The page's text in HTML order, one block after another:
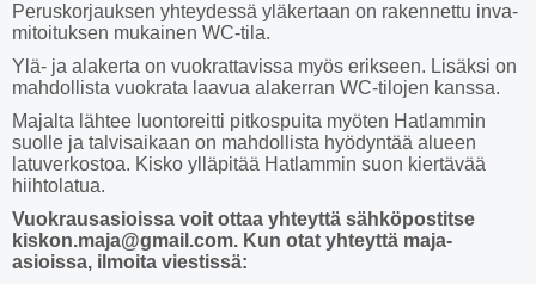
Peruskorjauksen yhteydessä yläkertaan on rakennettu inva-
mitoituksen mukainen WC-tila.
Ylä- ja alakerta on vuokrattavissa myös erikseen. Lisäksi on
mahdollista vuokrata laavua alakerran WC-tilojen kanssa.
Majalta lähtee luontoreitti pitkospuita myöten Hatlammin
suolle ja talvisaikaan on mahdollista hyödyntää alueen
latuverkostoa. Kisko ylläpitää Hatlammin suon kiertävää
hiihtolatua.
Vuokrausasioissa voit ottaa yhteyttä sähköpostitse
kiskon.maja@gmail.com. Kun otat yhteyttä maja-
asioissa, ilmoita viestissä: